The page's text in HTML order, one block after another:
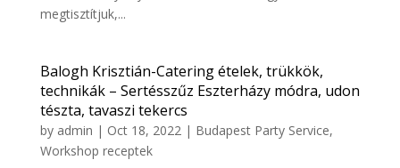
megtisztítjuk,...
Balogh Krisztián-Catering ételek, trükkök,
technikák – Sertésszűz Eszterházy módra, udon
tészta, tavaszi tekercs
by admin | Oct 18, 2022| Budapest Party Service,
Workshop receptek